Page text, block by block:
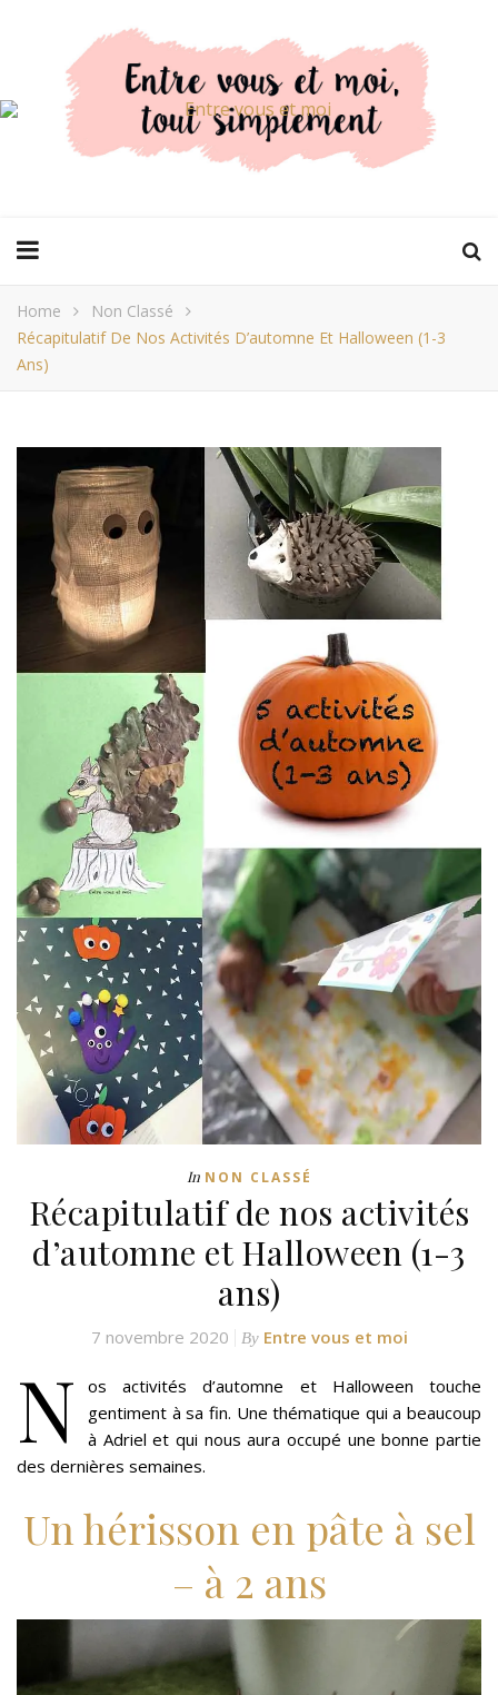
Home
Non Classé
Récapitulatif De Nos Activités D’automne Et Halloween (1-3
Ans)
In NON CLASSÉ
Récapitulatif de nos activités
d’automne et Halloween (1-3
ans)
7 novembre 2020 By Entre vous et moi
N
os activités d’automne et Halloween touche
gentiment à sa fin. Une thématique qui a beaucoup
à Adriel et qui nous aura occupé une bonne partie
des dernières semaines.
Un hérisson en pâte à sel
– à 2 ans